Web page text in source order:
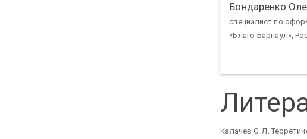
Бондаренко
специалист по
«Благо-Барнаул»,
Калачев С. Л.